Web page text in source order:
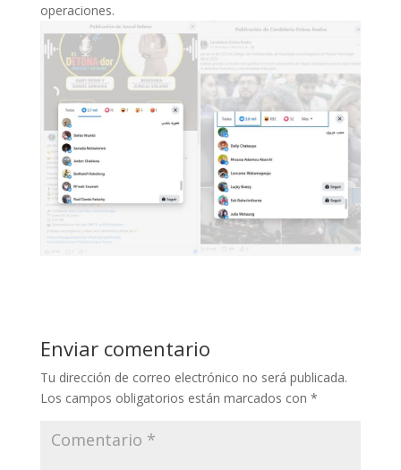
operaciones.
Enviar comentario
Tu dirección de correo electrónico no será publicada.
Los campos obligatorios están marcados con *